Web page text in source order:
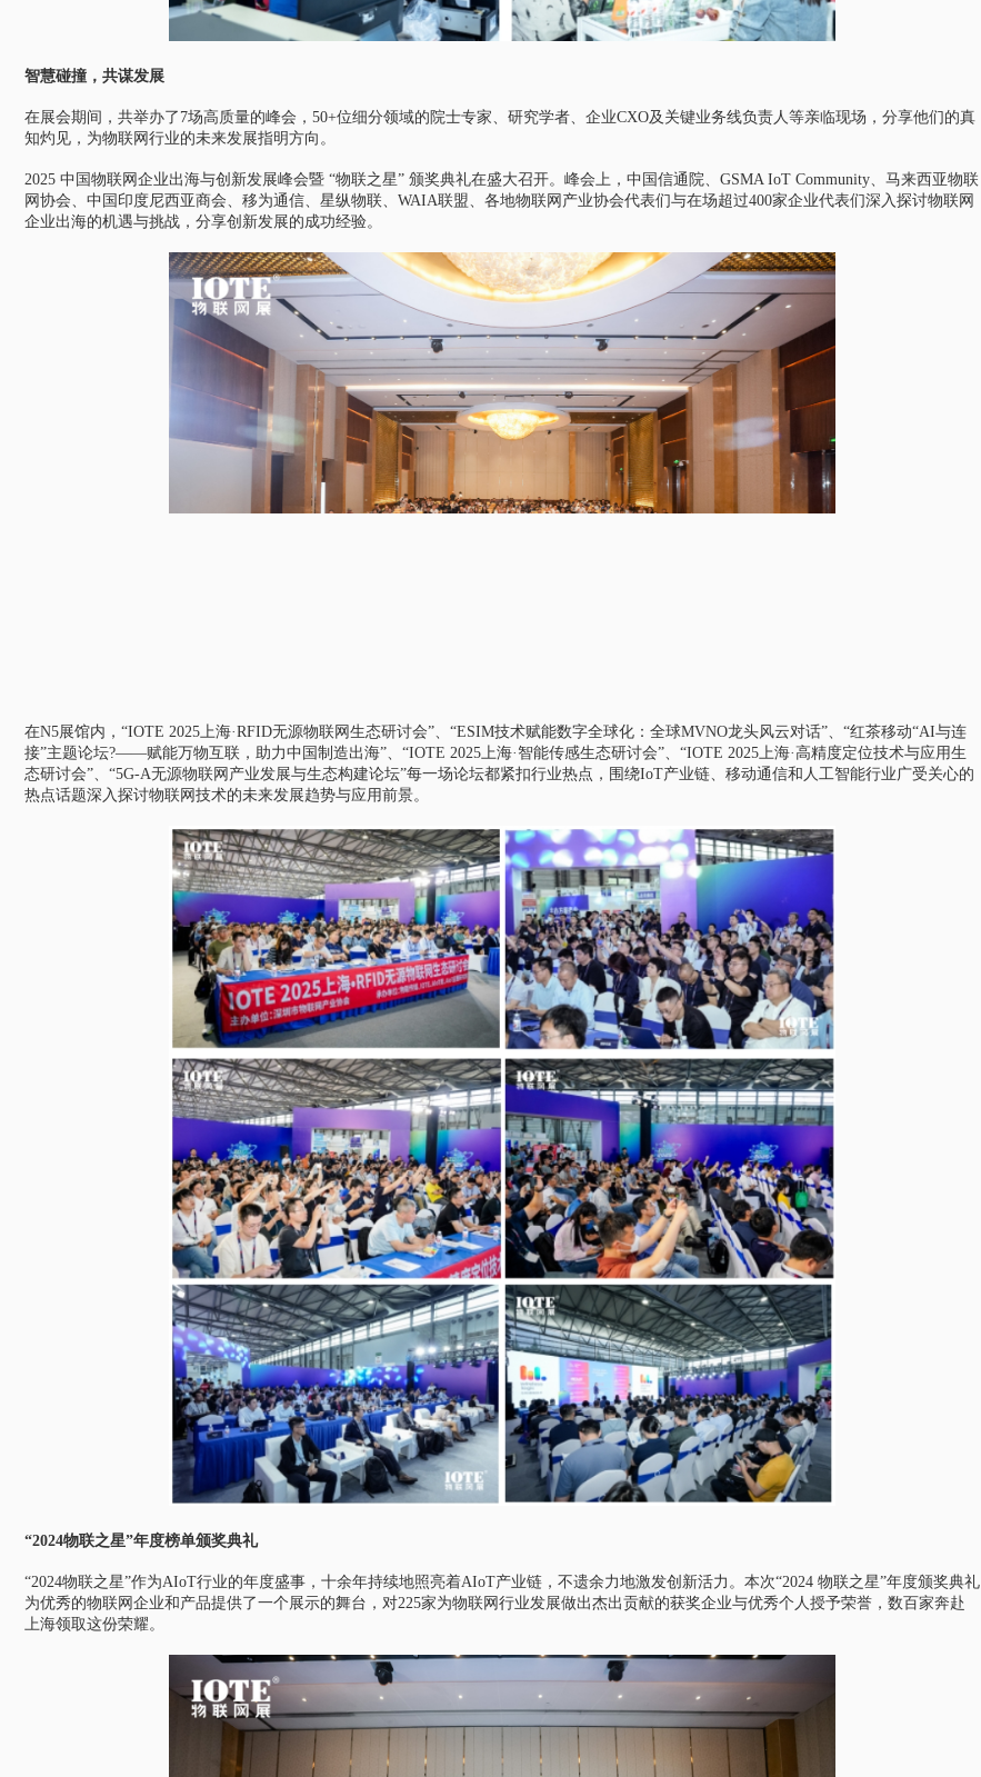
智慧碰撞，共谋发展
在展会期间，共举办了7场高质量的峰会，50+位细分领域的院士专家、研究学者、企业CXO及关键业务线负责人等亲临现场，分享他们的真
知灼见，为物联网行业的未来发展指明方向。
2025 中国物联网企业出海与创新发展峰会暨 “物联之星” 颁奖典礼在盛大召开。峰会上，中国信通院、GSMA IoT Community、马来西亚物联
网协会、中国印度尼西亚商会、移为通信、星纵物联、WAIA联盟、各地物联网产业协会代表们与在场超过400家企业代表们深入探讨物联网
企业出海的机遇与挑战，分享创新发展的成功经验。
在N5展馆内，“IOTE 2025上海·RFID无源物联网生态研讨会”、“ESIM技术赋能数字全球化：全球MVNO龙头风云对话”、“红茶移动“AI与连
接”主题论坛?——赋能万物互联，助力中国制造出海”、“IOTE 2025上海·智能传感生态研讨会”、“IOTE 2025上海·高精度定位技术与应用生
态研讨会”、“5G-A无源物联网产业发展与生态构建论坛”每一场论坛都紧扣行业热点，围绕IoT产业链、移动通信和人工智能行业广受关心的
热点话题深入探讨物联网技术的未来发展趋势与应用前景。
“2024物联之星”年度榜单颁奖典礼
“2024物联之星”作为AIoT行业的年度盛事，十余年持续地照亮着AIoT产业链，不遗余力地激发创新活力。本次“2024 物联之星”年度颁奖典礼
为优秀的物联网企业和产品提供了一个展示的舞台，对225家为物联网行业发展做出杰出贡献的获奖企业与优秀个人授予荣誉，数百家奔赴
上海领取这份荣耀。